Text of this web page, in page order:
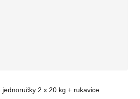
jednoručky 2 x 20 kg + rukavice